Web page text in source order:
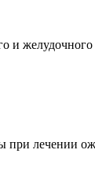
и желудочного
при лечении